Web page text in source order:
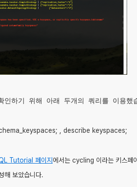
인하기 위해 아래 두개의 쿼리를 이용했
, describe keyspaces;
Tutorial 페이지 에서는 cycling 이라는 키스페
해 보았습니다.